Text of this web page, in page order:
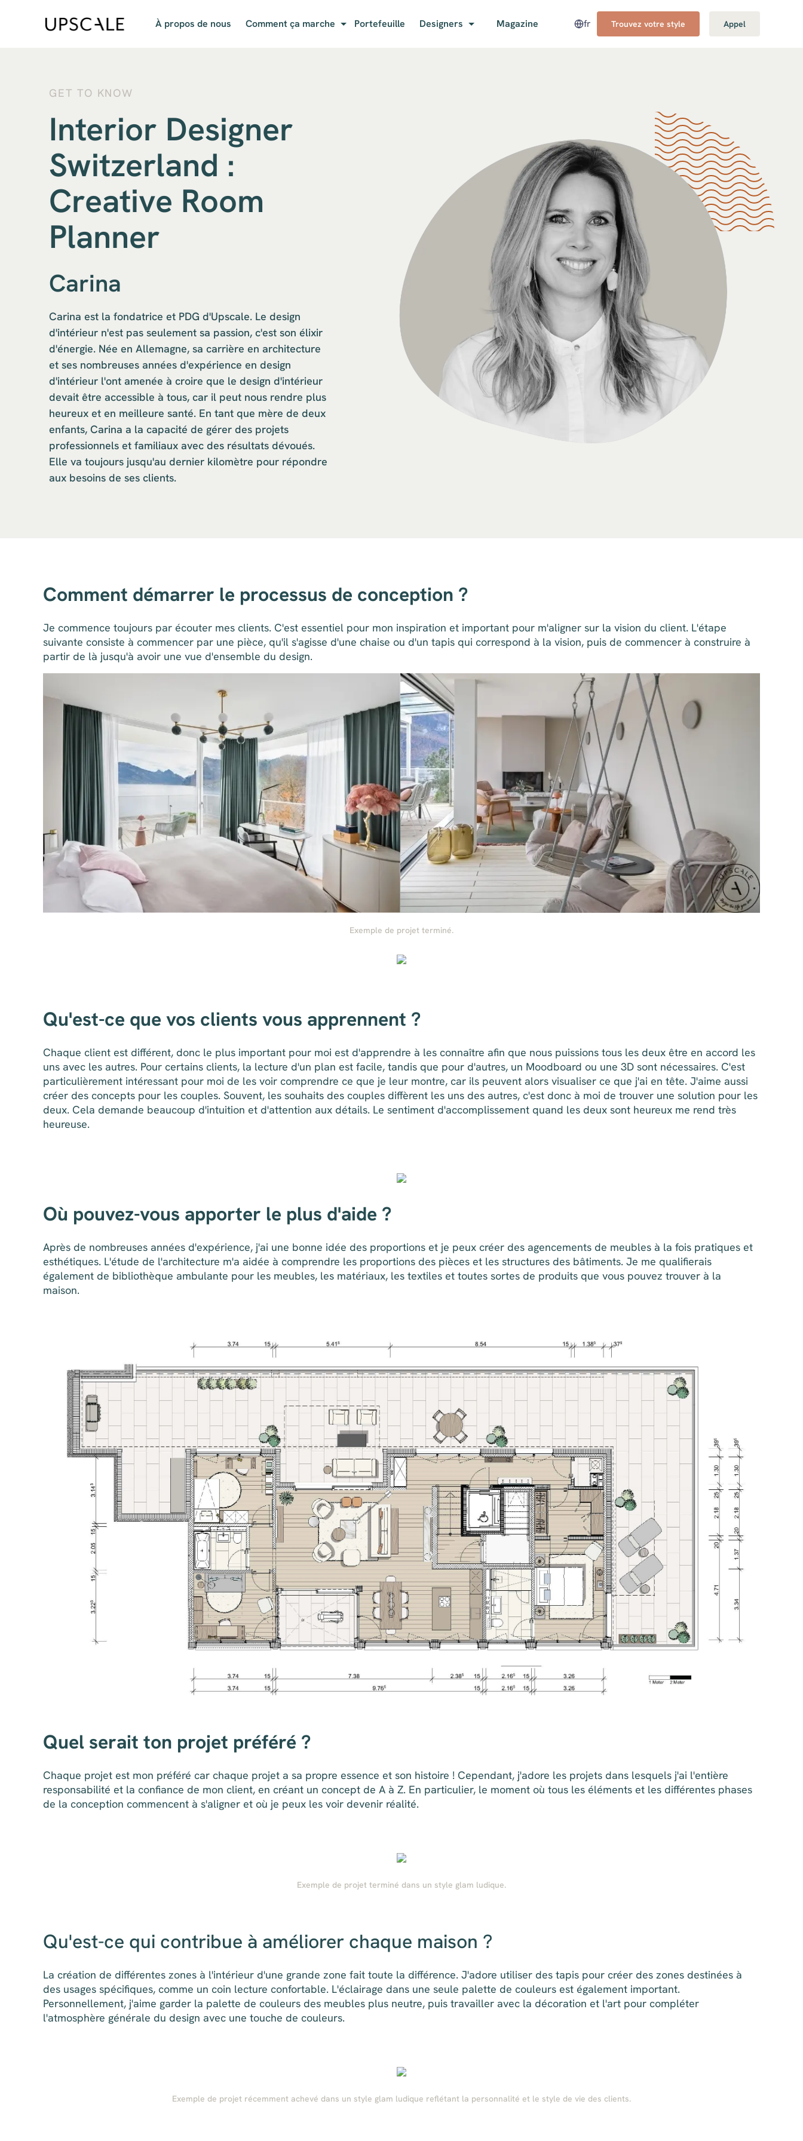
À propos de nous Comment ça marche Portefeuille Designers Magazine fr Trouvez votre style Appel
GET TO KNOW
Interior Designer
Switzerland :
Creative Room
Planner
Carina
Carina est la fondatrice et PDG d'Upscale. Le design
d'intérieur n'est pas seulement sa passion, c'est son élixir
d'énergie. Née en Allemagne, sa carrière en architecture
et ses nombreuses années d'expérience en design
d'intérieur l'ont amenée à croire que le design d'intérieur
devait être accessible à tous, car il peut nous rendre plus
heureux et en meilleure santé. En tant que mère de deux
enfants, Carina a la capacité de gérer des projets
professionnels et familiaux avec des résultats dévoués.
Elle va toujours jusqu'au dernier kilomètre pour répondre
aux besoins de ses clients.
Comment démarrer le processus de conception ?
Je commence toujours par écouter mes clients. C'est essentiel pour mon inspiration et important pour m'aligner sur la vision du client. L'étape
suivante consiste à commencer par une pièce, qu'il s'agisse d'une chaise ou d'un tapis qui correspond à la vision, puis de commencer à construire à
partir de là jusqu'à avoir une vue d'ensemble du design.
Exemple de projet terminé.
Qu'est-ce que vos clients vous apprennent ?
Chaque client est différent, donc le plus important pour moi est d'apprendre à les connaître afin que nous puissions tous les deux être en accord les
uns avec les autres. Pour certains clients, la lecture d'un plan est facile, tandis que pour d'autres, un Moodboard ou une 3D sont nécessaires. C'est
particulièrement intéressant pour moi de les voir comprendre ce que je leur montre, car ils peuvent alors visualiser ce que j'ai en tête. J'aime aussi
créer des concepts pour les couples. Souvent, les souhaits des couples diffèrent les uns des autres, c'est donc à moi de trouver une solution pour les
deux. Cela demande beaucoup d'intuition et d'attention aux détails. Le sentiment d'accomplissement quand les deux sont heureux me rend très
heureuse.
Où pouvez-vous apporter le plus d'aide ?
Après de nombreuses années d'expérience, j'ai une bonne idée des proportions et je peux créer des agencements de meubles à la fois pratiques et
esthétiques. L'étude de l'architecture m'a aidée à comprendre les proportions des pièces et les structures des bâtiments. Je me qualifierais
également de bibliothèque ambulante pour les meubles, les matériaux, les textiles et toutes sortes de produits que vous pouvez trouver à la
maison.
Quel serait ton projet préféré ?
Chaque projet est mon préféré car chaque projet a sa propre essence et son histoire ! Cependant, j'adore les projets dans lesquels j'ai l'entière
responsabilité et la confiance de mon client, en créant un concept de A à Z. En particulier, le moment où tous les éléments et les différentes phases
de la conception commencent à s'aligner et où je peux les voir devenir réalité.
Exemple de projet terminé dans un style glam ludique.
Qu'est-ce qui contribue à améliorer chaque maison ?
La création de différentes zones à l'intérieur d'une grande zone fait toute la différence. J'adore utiliser des tapis pour créer des zones destinées à
des usages spécifiques, comme un coin lecture confortable. L'éclairage dans une seule palette de couleurs est également important.
Personnellement, j'aime garder la palette de couleurs des meubles plus neutre, puis travailler avec la décoration et l'art pour compléter
l'atmosphère générale du design avec une touche de couleurs.
Exemple de projet récemment achevé dans un style glam ludique reflétant la personnalité et le style de vie des clients.